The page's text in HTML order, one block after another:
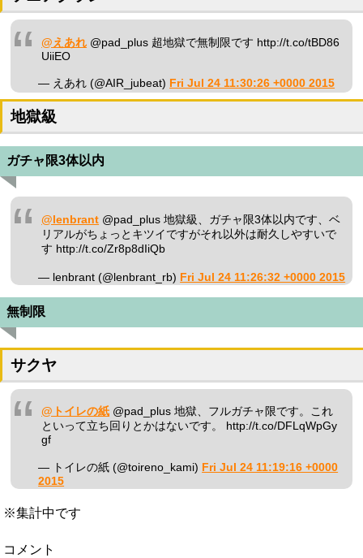
@えあれ @pad_plus 超地獄で無制限です http://t.co/tBD86
UiiEO
— えあれ (@AIR_jubeat) Fri Jul 24 11:30:26 +0000 2015
地獄級
ガチャ限3体以内
@lenbrant @pad_plus 地獄級、ガチャ限3体以内です、ベ
リアルがちょっとキツイですがそれ以外は耐久しやすいで
す http://t.co/Zr8p8dIiQb
— lenbrant (@lenbrant_rb) Fri Jul 24 11:26:32 +0000 2015
無制限
サクヤ
@トイレの紙 @pad_plus 地獄、フルガチャ限です。これ
といって立ち回りとかはないです。 http://t.co/DFLqWpGy
gf
— トイレの紙 (@toireno_kami) Fri Jul 24 11:19:16 +0000
2015
※集計中です
コメント